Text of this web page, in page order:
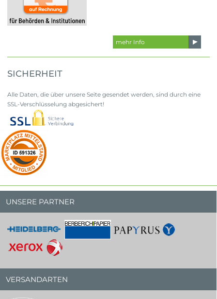
mehr Info
SICHERHEIT
Alle Daten, die über unsere Seite gesendet werden, sind durch eine
SSL-Verschlüsselung abgesichert!
UNSERE PARTNER
VERSANDARTEN